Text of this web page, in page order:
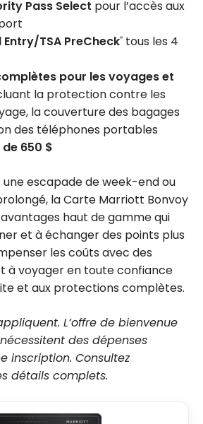
Pass Select pour l’accès aux
TSA PreCheck® tous les 4
pour les voyages et
la protection contre les
la couverture des bagages
des téléphones portables
650 $
une escapade de week-end ou
la Carte Marriott Bonvoy
haut de gamme qui
et à échanger des points plus
les coûts avec des
à voyager en toute confiance
et aux protections complètes.
L’offre de bienvenue
des dépenses
inscription. Consultez
détails complets.